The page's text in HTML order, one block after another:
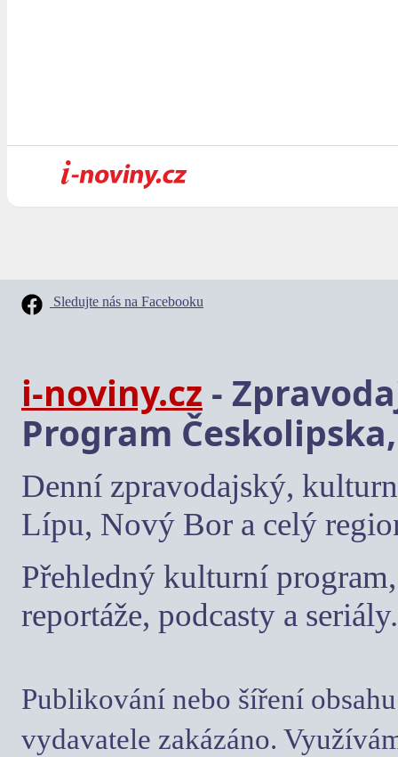
Sledujte nás na Facebooku
i-noviny.cz -
Program
Denní zpravodajský,
Lípu, Nový Bor a celý
Přehledný kulturní
reportáže, podcasty a seriály.
Publikování nebo šíření
vydavatele zakázáno.